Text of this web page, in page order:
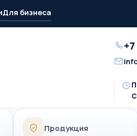
Для бизнеса
Email
Продукция